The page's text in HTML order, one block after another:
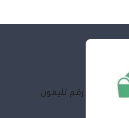
رقم تليفون